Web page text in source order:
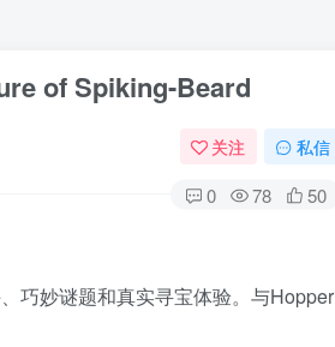
of Spiking-Beard
关注 私信
0 78 50
巧妙谜题和真实寻宝体验。与Hopper